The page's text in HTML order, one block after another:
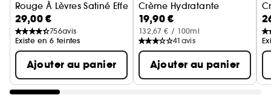
Rouge À Lèvres Satiné Effet Seconde Peau
29,00 €
756avis
Existe en 6 teintes
Ajouter au panier
Crème Hydratante
19,90 €
132,67 € / 100ml
41 avis
Ajouter au panier